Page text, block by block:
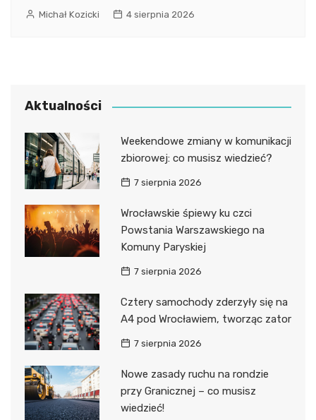
Michał Kozicki 4 sierpnia 2026
Aktualności
Weekendowe zmiany w komunikacji
zbiorowej: co musisz wiedzieć?
7 sierpnia 2026
Wrocławskie śpiewy ku czci
Powstania Warszawskiego na
Komuny Paryskiej
7 sierpnia 2026
Cztery samochody zderzyły się na
A4 pod Wrocławiem, tworząc zator
7 sierpnia 2026
Nowe zasady ruchu na rondzie
przy Granicznej – co musisz
wiedzieć!